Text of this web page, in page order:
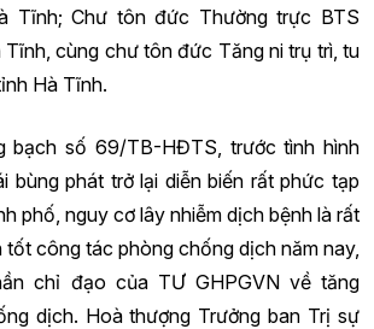
Tĩnh; Chư tôn đức Thường trực BTS
Tĩnh, cùng chư tôn đức Tăng ni trụ trì, tu
Hà Tĩnh.
bạch số 69/TB-HĐTS, trước tình hình
bùng phát trở lại diễn biến rất phức tạp
phố, nguy cơ lây nhiễm dịch bệnh là rất
công tác phòng chống dịch năm nay,
chỉ đạo của TƯ GHPGVN về tăng
dịch. Hoà thượng Trưởng ban Trị sự